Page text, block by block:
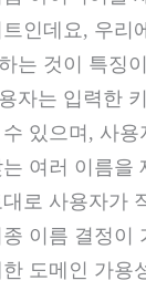
인데요, 우리
는 것이 특징
자는 입력한
있으며, 사용
여러 이름을
로 사용자가
이름 결정이
도메인 가용